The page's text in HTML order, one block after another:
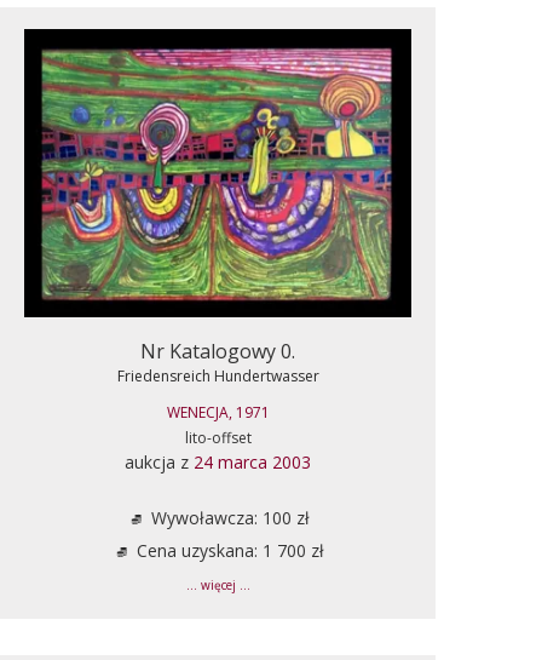
Nr Katalogowy 0.
Friedensreich Hundertwasser
WENECJA, 1971
lito-offset
aukcja z 24 marca 2003
Wywoławcza: 100 zł
Cena uzyskana: 1 700 zł
... więcej ...